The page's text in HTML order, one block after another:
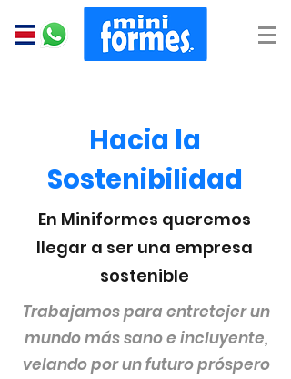
Hacia la
Sostenibilidad
En Miniformes queremos
llegar a ser una empresa
sostenible
Trabajamos para entretejer un
mundo más sano e incluyente,
velando por un futuro próspero